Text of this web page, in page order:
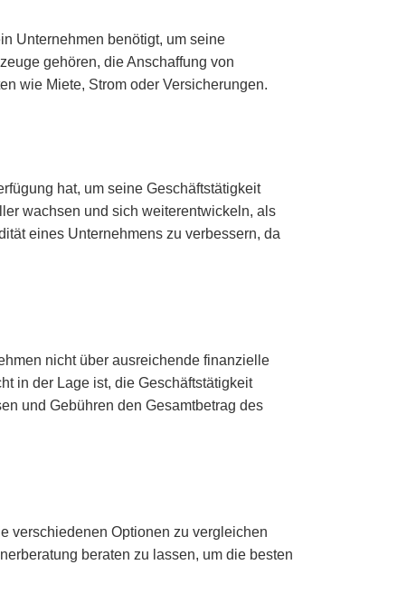
Unternehmen benötigt, um seine
gehören, die Anschaffung von
wie Miete, Strom oder Versicherungen.
hat, um seine Geschäftstätigkeit
wachsen und sich weiterentwickeln, als
eines Unternehmens zu verbessern, da
nicht über ausreichende finanzielle
in der Lage ist, die Geschäftstätigkeit
und Gebühren den Gesamtbetrag des
verschiedenen Optionen zu vergleichen
beraten zu lassen, um die besten